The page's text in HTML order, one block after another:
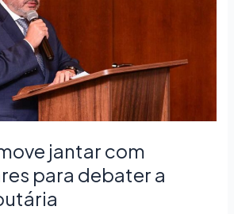
jantar com
para debater a